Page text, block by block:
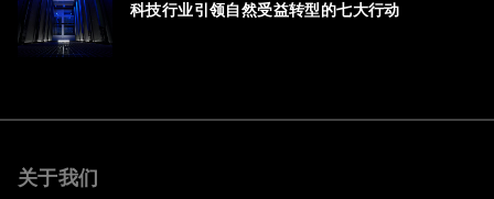
科技行业引领自然受益转型的七大行动
关于我们